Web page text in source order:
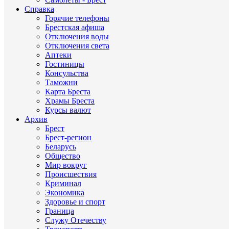
Справка
Горячие телефоны
Брестская афиша
Отключения воды
Отключения света
Аптеки
Гостиницы
Консульства
Таможни
Карта Бреста
Храмы Бреста
Курсы валют
Архив
Брест
Брест-регион
Беларусь
Общество
Мир вокруг
Происшествия
Криминал
Экономика
Здоровье и спорт
Граница
Служу Отечеству